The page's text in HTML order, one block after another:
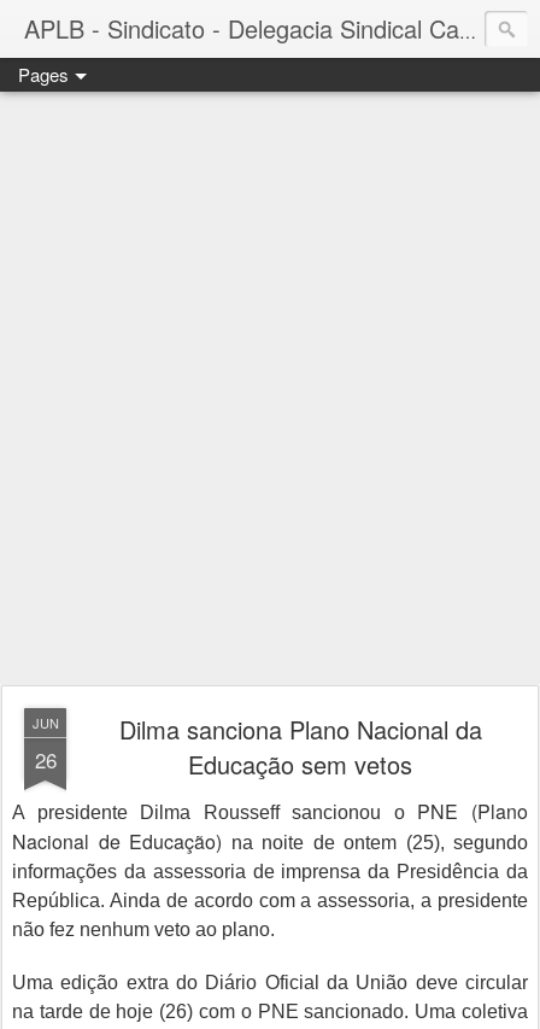
APLB - Sindicato - Delegacia Sindical Cacau Sul - Camacã-BA
Pages
JUN
26
Dilma sanciona Plano Nacional da
Educação sem vetos
A presidente Dilma Rousseff sancionou o PNE (Plano
Nacional de Educação) na noite de ontem (25), segundo
informações da assessoria de imprensa da Presidência da
República. Ainda de acordo com a assessoria, a presidente
não fez nenhum veto ao plano.
Uma edição extra do Diário Oficial da União deve circular
na tarde de hoje (26) com o PNE sancionado. Uma coletiva